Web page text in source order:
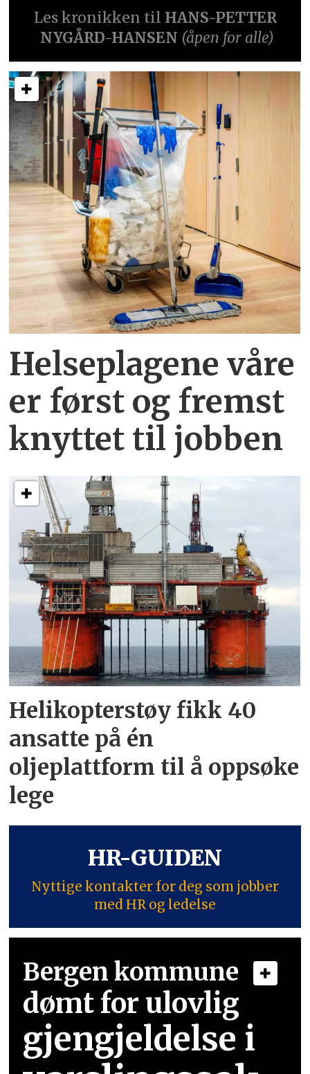
Les kronikken til HANS-PETTER
NYGÅRD-HANSEN (åpen for alle)
Helseplagene våre
er først og fremst
knyttet til jobben
Helikopterstøy fikk 40
ansatte på én
oljeplattform til å oppsøke
lege
HR-GUIDEN
Nyttige kontakter for deg som jobber
med HR og ledelse
Bergen kommune
dømt for ulovlig
gjengjeldelse i